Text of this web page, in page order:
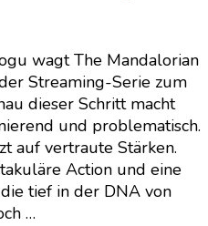
wagt The Mandalorian
Streaming-Serie zum
dieser Schritt macht
und problematisch.
auf vertraute Stärken.
Action und eine
tief in der DNA von
…